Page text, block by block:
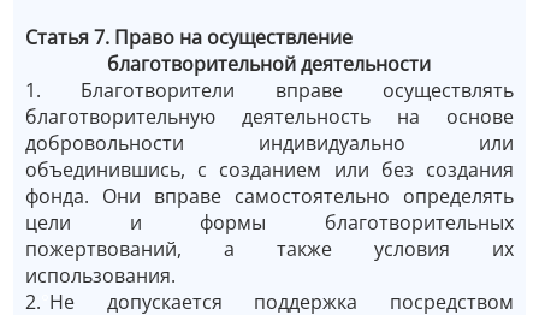
Статья 7. Право на осуществление
благотворительной деятельности
1. Благотворители вправе осуществлять
благотворительную деятельность на основе
добровольности индивидуально или
объединившись, с созданием или без создания
фонда. Они вправе самостоятельно определять
цели и формы благотворительных
пожертвований, а также условия их
использования.
2. Не допускается поддержка посредством